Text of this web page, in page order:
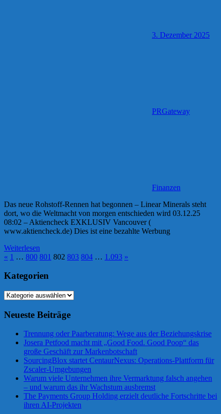
3. Dezember 2025
PRGateway
Finanzen
Das neue Rohstoff-Rennen hat begonnen – Linear Minerals steht
dort, wo die Weltmacht von morgen entschieden wird 03.12.25
08:02 – Aktiencheck EXKLUSIV Vancouver (
www.aktiencheck.de) Dies ist eine bezahlte Werbung
Weiterlesen
Seitennummerierung
der
Beiträge
« Vorherige
1 … 800 801 802 803 804 … 1.093 Nächste
»
Kategorien
Kategorien
Neueste Beiträge
Trennung oder Paarberatung: Wege aus der Beziehungskrise
Josera Petfood macht mit „Good Food. Good Poop“ das
große Geschäft zur Markenbotschaft
SourcingBlox startet CentaurNexus: Operations-Plattform für
Zscaler-Umgebungen
Warum viele Unternehmen ihre Vermarktung falsch angehen
– und warum das ihr Wachstum ausbremst
The Payments Group Holding erzielt deutliche Fortschritte bei
ihren AI-Projekten